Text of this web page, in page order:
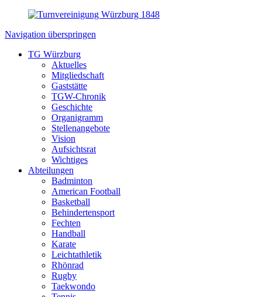
Navigation überspringen
TG Würzburg
Aktuelles
Mitgliedschaft
Gaststätte
TGW-Chronik
Geschichte
Organigramm
Stellenangebote
Vision
Aufsichtsrat
Wichtiges
Abteilungen
Badminton
American Football
Basketball
Behindertensport
Fechten
Handball
Karate
Leichtathletik
Rhönrad
Rugby
Taekwondo